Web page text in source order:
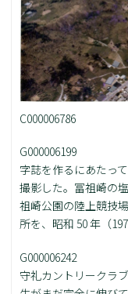
C000006786
G000006199
字誌を作るにあたっ
撮影した。冨祖崎の
祖崎公園の陸上競技
所を、昭和 50 年（
G000006242
守礼カントリークラ